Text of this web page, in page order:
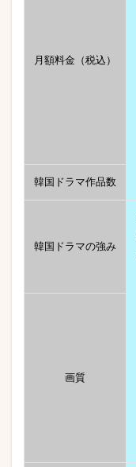
月額料金（税込）
韓国ドラマ作品数
韓国ドラマの強み
画質